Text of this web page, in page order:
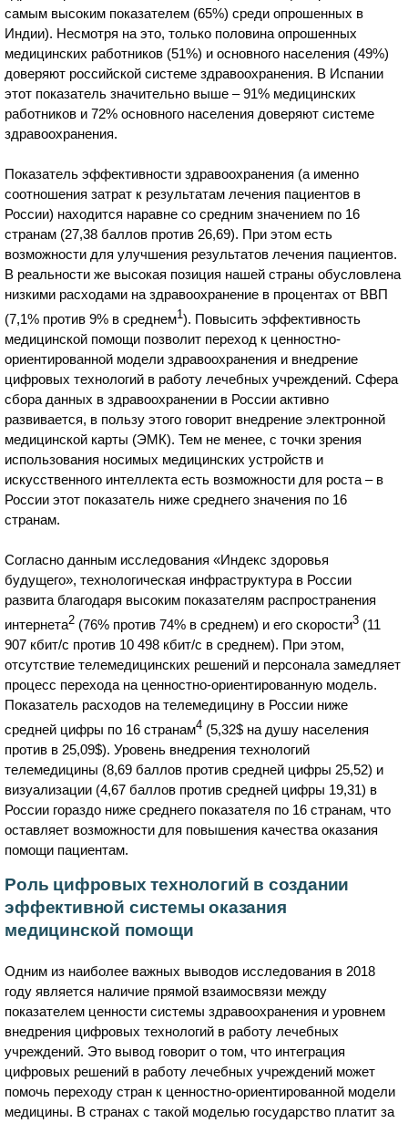
самым высоким показателем (65%) среди опрошенных в
Индии). Несмотря на это, только половина опрошенных
медицинских работников (51%) и основного населения (49%)
доверяют российской системе здравоохранения. В Испании
этот показатель значительно выше – 91% медицинских
работников и 72% основного населения доверяют системе
здравоохранения.
Показатель эффективности здравоохранения (а именно
соотношения затрат к результатам лечения пациентов в
России) находится наравне со средним значением по 16
странам (27,38 баллов против 26,69). При этом есть
возможности для улучшения результатов лечения пациентов.
В реальности же высокая позиция нашей страны обусловлена
низкими расходами на здравоохранение в процентах от ВВП
(7,1% против 9% в среднем1). Повысить эффективность
медицинской помощи позволит переход к ценностно-
ориентированной модели здравоохранения и внедрение
цифровых технологий в работу лечебных учреждений. Сфера
сбора данных в здравоохранении в России активно
развивается, в пользу этого говорит внедрение электронной
медицинской карты (ЭМК). Тем не менее, с точки зрения
использования носимых медицинских устройств и
искусственного интеллекта есть возможности для роста – в
России этот показатель ниже среднего значения по 16
странам.
Согласно данным исследования «Индекс здоровья
будущего», технологическая инфраструктура в России
развита благодаря высоким показателям распространения
интернета2 (76% против 74% в среднем) и его скорости3 (11
907 кбит/с против 10 498 кбит/с в среднем). При этом,
отсутствие телемедицинских решений и персонала замедляет
процесс перехода на ценностно-ориентированную модель.
Показатель расходов на телемедицину в России ниже
средней цифры по 16 странам4 (5,32$ на душу населения
против в 25,09$). Уровень внедрения технологий
телемедицины (8,69 баллов против средней цифры 25,52) и
визуализации (4,67 баллов против средней цифры 19,31) в
России гораздо ниже среднего показателя по 16 странам, что
оставляет возможности для повышения качества оказания
помощи пациентам.
Роль цифровых технологий в создании
эффективной системы оказания
медицинской помощи
Одним из наиболее важных выводов исследования в 2018
году является наличие прямой взаимосвязи между
показателем ценности системы здравоохранения и уровнем
внедрения цифровых технологий в работу лечебных
учреждений. Это вывод говорит о том, что интеграция
цифровых решений в работу лечебных учреждений может
помочь переходу стран к ценностно-ориентированной модели
медицины. В странах с такой моделью государство платит за